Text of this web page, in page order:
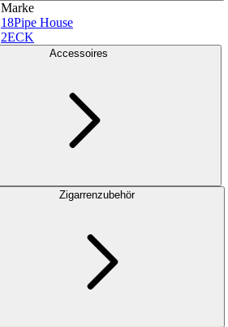
Marke
18Pipe House
2ECK
Accessoires
Zigarrenzubehör